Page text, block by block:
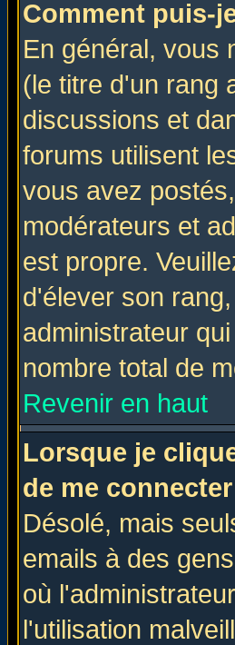
Comment puis-
En général, vous
(le titre d'un rang
discussions et
forums utilisent
vous avez
modérateurs et
est propre.
d'élever son
administrateur
nombre total de
Revenir en haut
Lorsque je
de me
Désolé, mais
emails à des
où
l'utilisation